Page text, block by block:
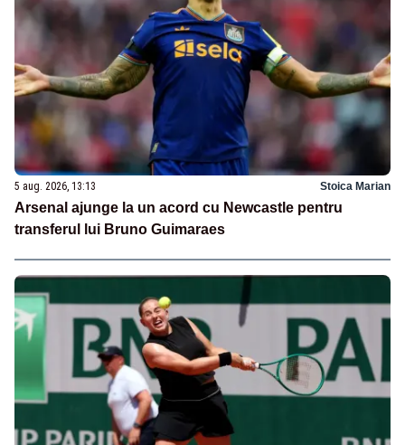
5 aug. 2026, 13:13 Stoica Marian
Arsenal ajunge la un acord cu Newcastle pentru
transferul lui Bruno Guimaraes